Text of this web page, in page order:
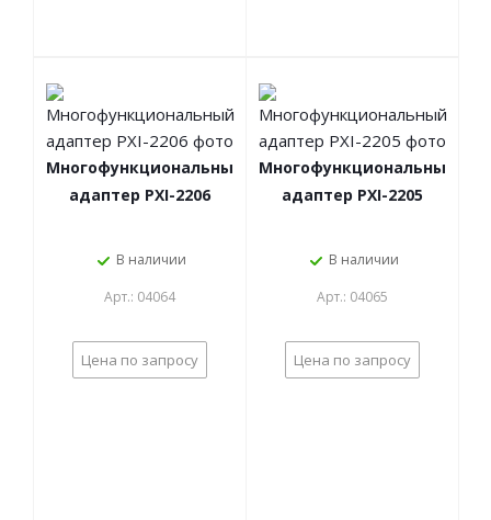
Многофункциональный
адаптер PXI-2206
В наличии
Арт.: 04064
Цена по запросу
Многофункциональный
адаптер PXI-2205
В наличии
Арт.: 04065
Цена по запросу